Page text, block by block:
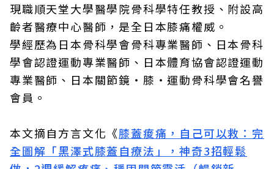
現職順天堂大學醫學院骨科學特任教授、附設高
齡者醫療中心醫師，是全日本膝痛權威。
學經歷為日本骨科學會骨科專業醫師、日本骨科
學會認證運動專業醫師、日本體育協會認證運動
專業醫師、日本關節鏡‧膝‧運動骨科學會名譽
會員。
本文摘自方言文化《膝蓋痠痛，自己可以救：完
全圖解「黑澤式膝蓋自療法」，神奇3招輕鬆